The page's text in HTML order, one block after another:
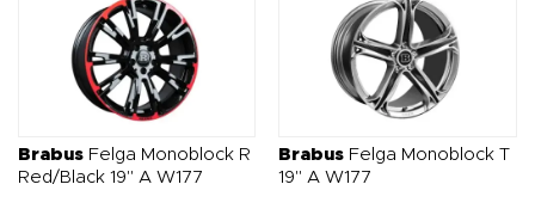
Brabus Felga Monoblock R
Red/Black 19" A W177
Brabus Felga Monoblock T
19" A W177